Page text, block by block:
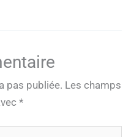
pas publiée. Les champs
*